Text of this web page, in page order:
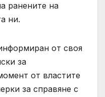
ранените на
ни.
от своя
за
от властите
за справяне с